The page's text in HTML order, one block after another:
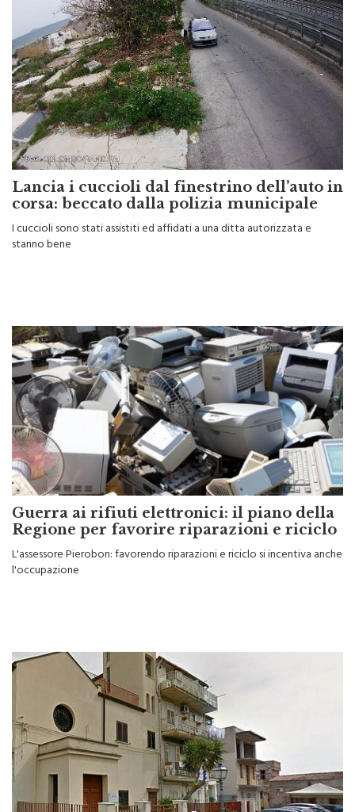
Lancia i cuccioli dal finestrino dell’auto in
corsa: beccato dalla polizia municipale
I cuccioli sono stati assistiti ed affidati a una ditta autorizzata e
stanno bene
Guerra ai rifiuti elettronici: il piano della
Regione per favorire riparazioni e riciclo
L'assessore Pierobon: favorendo riparazioni e riciclo si incentiva anche
l'occupazione